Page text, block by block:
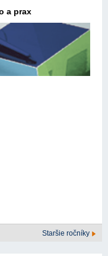
a prax
Staršie ročníky